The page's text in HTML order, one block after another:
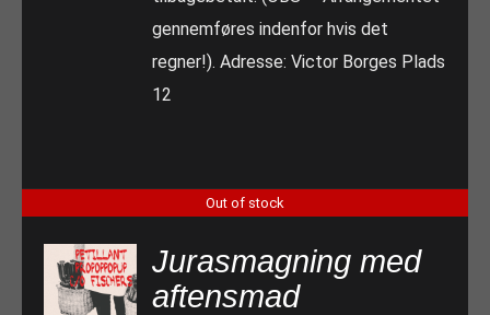
gennemføres indenfor hvis det
regner!). Adresse: Victor Borges Plads
12
Out of stock
Jurasmagning med
aftensmad